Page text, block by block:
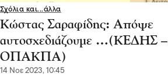
Σχόλια και...άλλα
Κώστας Σαραφίδης: Απόψε
αυτοσχεδιάζουμε …(ΚΕΔΗΣ –
ΟΠΑΚΠΑ)
14 Νοε 2023, 10:45